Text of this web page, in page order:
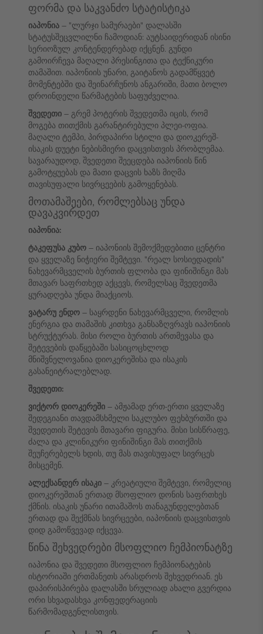
ფორმა და საკვანძო სტატისტიკა
იაპონია – "ლურჯი სამურაები" დალასში
სტატუსშეცვლილნი ჩამოდიან: აუტსაიდერიდან ისინი
სერიოზულ კონტენდერებად იქცნენ. გუნდი
გამოირჩევა მაღალი პრესინგითა და ტექნიკური
თამაშით. იაპონიის უნარი, გაიტანოს გადამწყვეტ
მომენტებში და შეინარჩუნოს ანგარიში, მათი ბოლო
დროინდელი წარმატების საფუძველია.
შვედეთი – გრემ პოტერის შვედეთმა იცის, რომ
მოგება თითქმის გარანტირებული პლეი-ოფია.
მაღალი ტემპი, პირდაპირი სტილი და დიოკერეშ-
ისაკის დუეტი ნებისმიერი დაცვისთვის პრობლემაა.
სავარაუდოდ, შვედეთი შეეცდება იაპონიის წინ
გამოტყუებას და მათი დაცვის ხაზს მიღმა
თავისუფალი სივრცეების გამოყენებას.
მოთამაშეები, რომლებსაც უნდა
დავაკვირდეთ
იაპონია:
ტაკეფუსა კუბო – იაპონიის შემოქმედებითი ცენტრი
და ყველაზე ნიჭიერი შემტევი. "რეალ სოსიედადის"
ნახევარმცველის ბურთის ფლობა და ფინიშინგი მას
მთავარ საფრთხედ აქცევს, რომელსაც შვედეთმა
ყურადღება უნდა მიაქციოს.
ვატარუ ენდო – საყრდენი ნახევარმცველი, რომლის
ენერგია და თამაშის კითხვა განსაზღვრავს იაპონიის
სტრუქტურას. მისი როლი ბურთის ართმევასა და
შეტევების დაწყებაში სასიცოცხლოდ
მნიშვნელოვანია დიოკერეშისა და ისაკის
გასანეიტრალებლად.
შვედეთი:
ვიქტორ დიოკერეში – ამჟამად ერთ-ერთი ყველაზე
შედეგიანი თავდამსხმელი საკლუბო ფეხბურთში და
შვედეთის შეტევის მთავარი ფიგურა. მისი სისწრაფე,
ძალა და კლინიკური ფინიშინგი მას თითქმის
შეუჩერებელს ხდის, თუ მას თავისუფალ სივრცეს
მისცემენ.
ალექსანდერ ისაკი – კრეატიული შემტევი, რომელიც
დიოკერეშთან ერთად მსოფლიო დონის საფრთხეს
ქმნის. ისაკის უნარი ითამაშოს თანაგუნდელებთან
ერთად და შექმნას სივრცეები, იაპონიის დაცვისთვის
დიდ გამოწვევად იქცევა.
წინა შეხვედრები მსოფლიო ჩემპიონატზე
იაპონია და შვედეთი მსოფლიო ჩემპიონატების
ისტორიაში ერთმანეთს არასდროს შეხვედრიან. ეს
დაპირისპირება დალასში სრულიად ახალი გვერდია
ორი სხვადასხვა კონფედერაციის
წარმომადგენლისთვის.